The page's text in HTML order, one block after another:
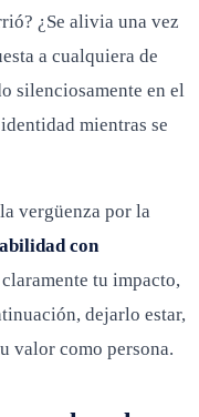
¿Se alivia una vez
a cualquiera de
silenciosamente en el
mientras se
vergüenza por la
con
tu impacto,
dejarlo estar,
valor como persona.